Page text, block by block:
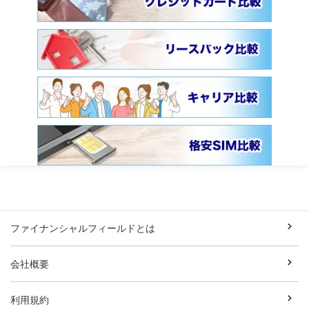
ファイナンシャルフィールドとは
会社概要
利用規約